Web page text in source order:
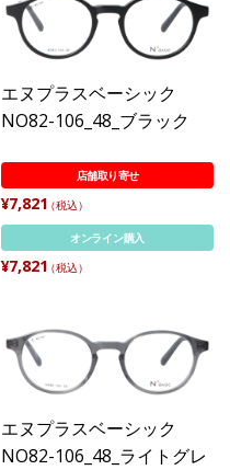
エヌプラスベーシック
NO82-106_48_ブラック
店舗取り寄せ
¥7,821 （税込）
オンライン購入
¥7,821 （税込）
エヌプラスベーシック
NO82-106_48_ライトグレ